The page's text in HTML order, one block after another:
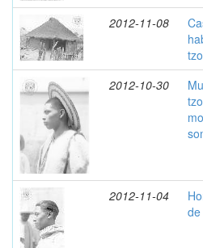
2012-11-08
2012-10-30
2012-11-04